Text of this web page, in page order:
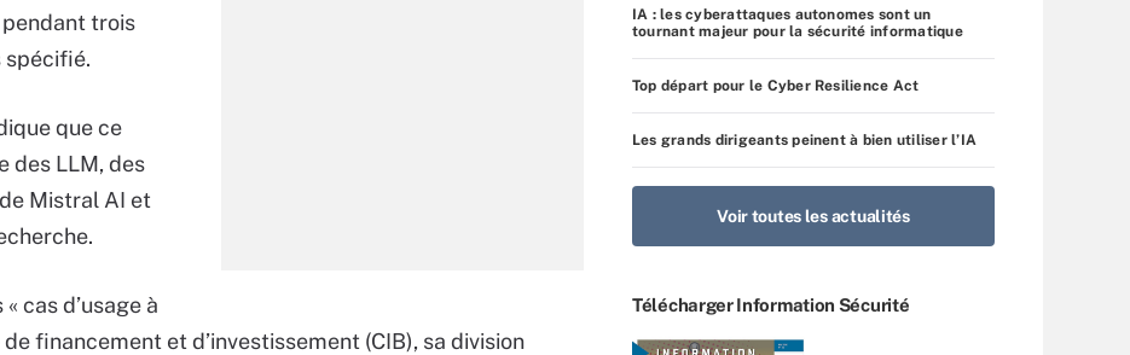
trois
spécifié.
que ce
des LLM, des
Mistral AI et
cas d’usage à
financement et d’investissement (CIB), sa division
IA : les cyberattaques autonomes sont un
tournant majeur pour la sécurité informatique
Top départ pour le Cyber Resilience Act
Les grands dirigeants peinent à bien utiliser l’IA
Voir toutes les actualités
Télécharger Information Sécurité